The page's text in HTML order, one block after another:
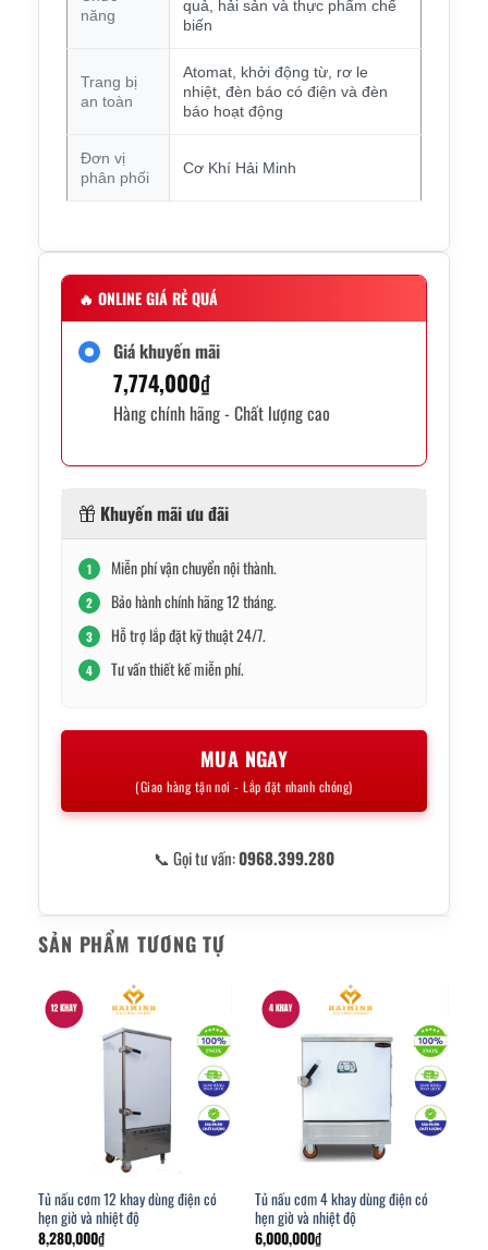
năng
quả, hải sản và thực phẩm chế
biến
Trang bị
an toàn
Atomat, khởi động từ, rơ le
nhiệt, đèn báo có điện và đèn
báo hoạt động
Đơn vị
phân phối
Cơ Khí Hải Minh
🔥 ONLINE GIÁ RẺ QUÁ
Giá khuyến mãi
7,774,000₫
Hàng chính hãng - Chất lượng cao
Khuyến mãi ưu đãi
1 Miễn phí vận chuyển nội thành.
2 Bảo hành chính hãng 12 tháng.
3 Hỗ trợ lắp đặt kỹ thuật 24/7.
4 Tư vấn thiết kế miễn phí.
MUA NGAY
(Giao hàng tận nơi - Lắp đặt nhanh chóng)
📞 Gọi tư vấn:0968.399.280
SẢN PHẨM TƯƠNG TỰ
Tủ nấu cơm 12 khay dùng điện có
hẹn giờ và nhiệt độ
8,280,000₫
Tủ nấu cơm 4 khay dùng điện có
hẹn giờ và nhiệt độ
6,000,000₫